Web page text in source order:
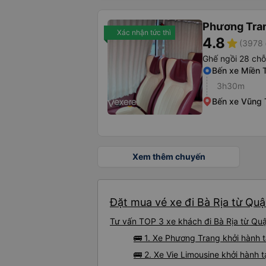
Xác nhận tức thì Phương
4.8star (3978
Ghế ngồi 28 chỗ
Bến xe Miền
3h30m
Bến xe Vũng
Xem thêm chuyến
Đặt mua vé xe đi Bà Rịa từ
Tư vấn TOP 3 xe khách đi Bà Rịa từ
🚌 1. Xe Phương Trang khởi hành
🚌 2. Xe Vie Limousine khởi hành